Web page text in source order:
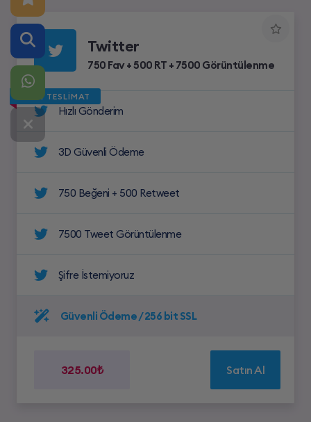
Twitter
750 Fav + 500 RT + 7500 Görüntülenme
HIZLI TESLİMAT
Hızlı Gönderim
3D Güvenli Ödeme
750 Beğeni + 500 Retweet
7500 Tweet Görüntülenme
Şifre İstemiyoruz
Güvenli Ödeme / 256 bit SSL
325.00₺ Satın Al